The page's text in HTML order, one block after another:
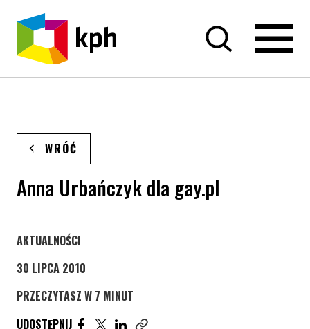
PRZEJDŹ DO TREŚCI
WRÓĆ
Anna Urbańczyk dla gay.pl
STRONA KATEGORII WPISÓW
AKTUALNOŚCI
30 LIPCA 2010
PRZECZYTASZ W 7 MINUT
UDOSTĘPNIJ
UDOSTĘPNIJ ARTYKUŁ NA FACEBOOK. STRONA
UDOSTĘPNIJ ARTYKUŁ NA TWITTER.
UDOSTĘPNIJ ARTYKUŁ NA LINKEDIN.